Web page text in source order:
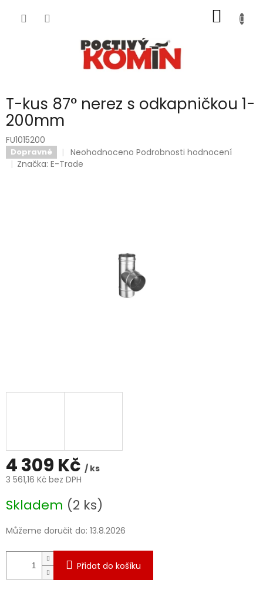
KOŠÍK
T-kus 87° nerez s odkapničkou 1-
200mm
FU1015200
Dopravné
Průměrné
hodnocení
Neohodnoceno Podrobnosti hodnocení
Značka:E-Trade
4 309 Kč / ks
3 561,16 Kč bez DPH
cena:
Skladem (2 ks)
Můžeme doručit do: 13.8.2026
Přidat do košíku